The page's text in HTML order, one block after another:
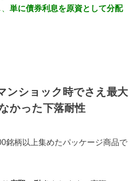
、単に債券利息を原資として分配
ンショック時でさえ最大
かった下落耐性
銘柄以上集めたパッケージ商品で